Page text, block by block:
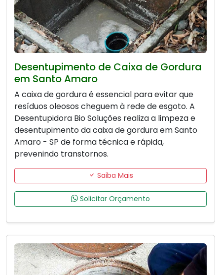
Desentupimento de Caixa de Gordura
em Santo Amaro
A caixa de gordura é essencial para evitar que
resíduos oleosos cheguem à rede de esgoto. A
Desentupidora Bio Soluções realiza a limpeza e
desentupimento da caixa de gordura em Santo
Amaro - SP de forma técnica e rápida,
prevenindo transtornos.
Saiba Mais
Solicitar Orçamento